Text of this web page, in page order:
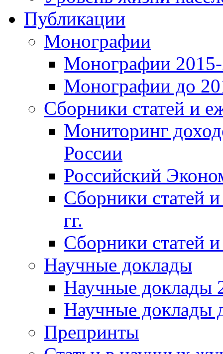
Публикации
Монографии
Монографии 2015-
Монографии до
Сборники статей и
Мониторинг
России
Российский
Сборники статей
гг.
Сборники статей
Научные доклады
Научные доклады
Научные доклады
Препринты